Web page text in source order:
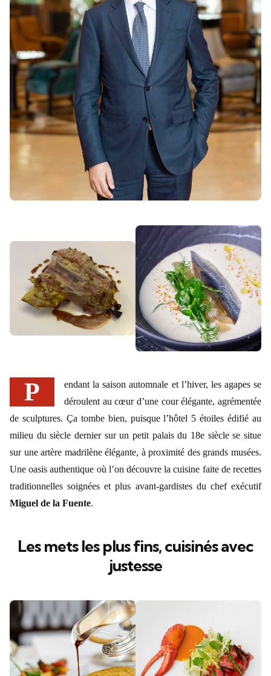
Pendant la saison automnale et l’hiver, les agapes se
déroulent au cœur d’une cour élégante, agrémentée
de sculptures. Ça tombe bien, puisque l’hôtel 5 étoiles édifié au
milieu du siècle dernier sur un petit palais du 18e siècle se situe
sur une artère madrilène élégante, à proximité des grands musées.
Une oasis authentique où l’on découvre la cuisine faite de recettes
traditionnelles soignées et plus avant-gardistes du chef exécutif
Miguel de la Fuente.
Les mets les plus fins, cuisinés avec
justesse